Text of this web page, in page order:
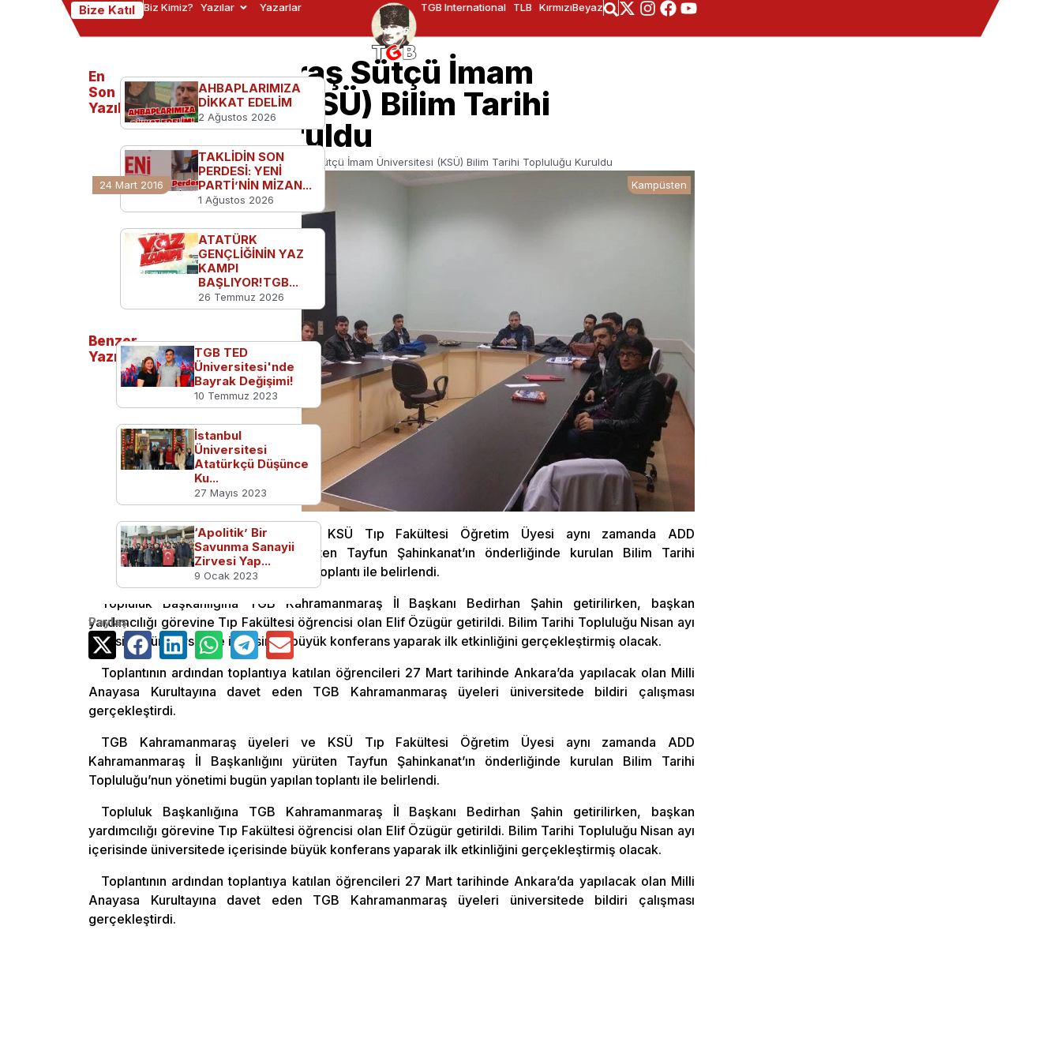
Bize Katıl Biz Kimiz? Yazılar Yazarlar TGB International TLB KırmızıBeyaz
Kahramanmaraş Sütçü İmam
Üniversitesi (KSÜ) Bilim Tarihi
Topluluğu Kuruldu
Ana Sayfa Kampüsten
Kahramanmaraş Sütçü İmam Üniversitesi (KSÜ) Bilim Tarihi Topluluğu Kuruldu
24 Mart 2016
Kampüsten
TGB Kahramanmaraş üyeleri ve KSÜ Tıp Fakültesi Öğretim Üyesi aynı zamanda ADD
Kahramanmaraş İl Başkanlığını yürüten Tayfun Şahinkanat’ın önderliğinde kurulan Bilim Tarihi
Topluluğu’nun yönetimi bugün yapılan toplantı ile belirlendi.
Topluluk Başkanlığına TGB Kahramanmaraş İl Başkanı Bedirhan Şahin getirilirken, başkan
yardımcılığı görevine Tıp Fakültesi öğrencisi olan Elif Özügür getirildi. Bilim Tarihi Topluluğu Nisan ayı
içerisinde üniversitede içerisinde büyük konferans yaparak ilk etkinliğini gerçekleştirmiş olacak.
Toplantının ardından toplantıya katılan öğrencileri 27 Mart tarihinde Ankara’da yapılacak olan Milli
Anayasa Kurultayına davet eden TGB Kahramanmaraş üyeleri üniversitede bildiri çalışması
gerçekleştirdi.
TGB Kahramanmaraş üyeleri ve KSÜ Tıp Fakültesi Öğretim Üyesi aynı zamanda ADD
Kahramanmaraş İl Başkanlığını yürüten Tayfun Şahinkanat’ın önderliğinde kurulan Bilim Tarihi
Topluluğu’nun yönetimi bugün yapılan toplantı ile belirlendi.
Topluluk Başkanlığına TGB Kahramanmaraş İl Başkanı Bedirhan Şahin getirilirken, başkan
yardımcılığı görevine Tıp Fakültesi öğrencisi olan Elif Özügür getirildi. Bilim Tarihi Topluluğu Nisan ayı
içerisinde üniversitede içerisinde büyük konferans yaparak ilk etkinliğini gerçekleştirmiş olacak.
Toplantının ardından toplantıya katılan öğrencileri 27 Mart tarihinde Ankara’da yapılacak olan Milli
Anayasa Kurultayına davet eden TGB Kahramanmaraş üyeleri üniversitede bildiri çalışması
gerçekleştirdi.
En
Son
Yazılanlar
AHBAPLARIMIZA
DİKKAT EDELİM
2 Ağustos 2026
TAKLİDİN SON
PERDESİ: YENİ
PARTİ’NİN MİZAN...
1 Ağustos 2026
ATATÜRK
GENÇLİĞİNİN YAZ
KAMPI
BAŞLIYOR!TGB...
26 Temmuz 2026
Benzer
Yazılar
TGB TED
Üniversitesi'nde
Bayrak Değişimi!
10 Temmuz 2023
İstanbul
Üniversitesi
Atatürkçü Düşünce
Ku...
27 Mayıs 2023
‘Apolitik’ Bir
Savunma Sanayii
Zirvesi Yap...
9 Ocak 2023
Paylaş